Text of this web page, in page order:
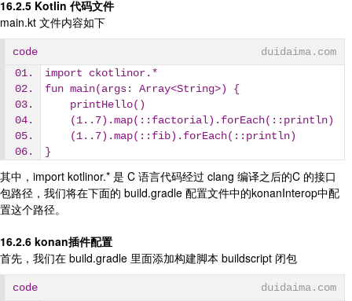
16.2.5 Kotlin 代码文件
main.kt 文件内容如下
code
duidaima.com
import ckotlinor.*
fun main(args: Array<String>) {
    printHello()
    (1..7).map(::factorial).forEach(::println)
    (1..7).map(::fib).forEach(::println)
}
其中，import kotlinor.* 是 C 语言代码经过 clang 编译之后的C 的接口
包路径，我们将在下面的 build.gradle 配置文件中的konanInterop中配
置这个路径。
16.2.6 konan插件配置
首先，我们在 build.gradle 里面添加构建脚本 buildscript 闭包
code
duidaima.com